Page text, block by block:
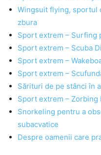
Wingsuit flying, sportul
zbura
Sport extrem – Surfing
Sport extrem – Scuba
Sport extrem –
Sport extrem –
Sărituri de pe stânci în
Sport extrem – Zorbing
Snorkeling pentru a
subacvatice
Despre oamenii care